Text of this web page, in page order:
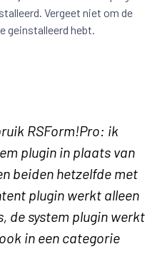
Vergeet niet om de
geinstalleerd hebt.
RSForm!Pro: ik
plugin in plaats van
beiden hetzelfde met
plugin werkt alleen
de system plugin werkt
in een categorie